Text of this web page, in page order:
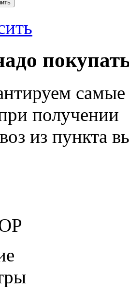
получении
из пункта